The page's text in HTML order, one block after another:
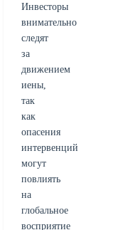
Инвесторы
внимательно
следят
за
движением
иены,
так
как
опасения
интервенций
могут
повлиять
на
глобальное
восприятие